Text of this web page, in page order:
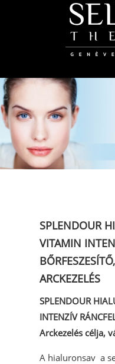
SPLENDOUR
VITAMIN
ARCKEZELÉS
SPLENDOUR
INTENZÍV
Arckezelés célja,
A hialuronsav a